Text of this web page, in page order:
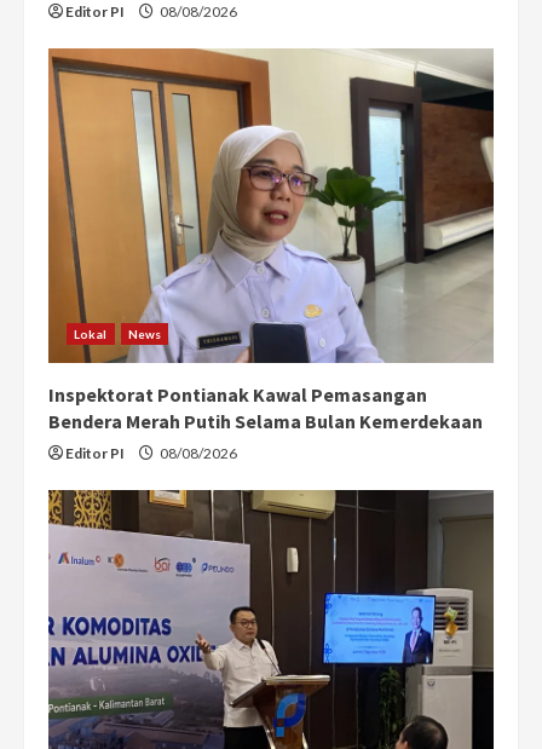
Editor PI 08/08/2026
Lokal News
Inspektorat Pontianak Kawal Pemasangan
Bendera Merah Putih Selama Bulan Kemerdekaan
Editor PI 08/08/2026